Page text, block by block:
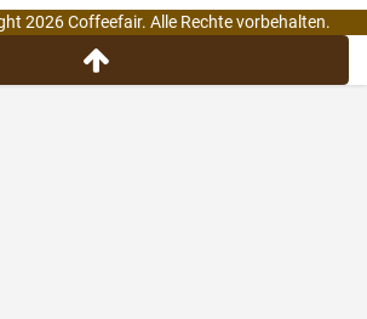
2026 Coffeefair. Alle Rechte vorbehalten.